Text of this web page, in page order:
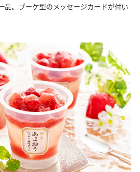
品。ブーケ型のメッセージカードが付い